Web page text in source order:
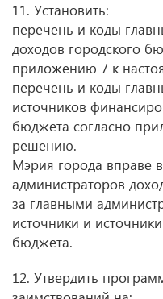
11. Установить:
перечень и коды
доходов городского
приложению 7 к
перечень и коды
источников
бюджета согласно
решению.
Мэрия города вправе
администраторов
за главными
источники и
бюджета.
12. Утвердить